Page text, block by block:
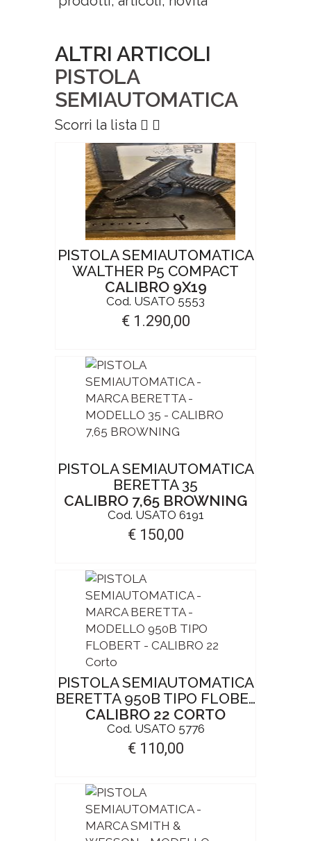
ALTRI ARTICOLI
PISTOLA
SEMIAUTOMATICA
Scorri la lista
PISTOLA SEMIAUTOMATICA
WALTHER P5 COMPACT
CALIBRO 9X19
Cod. USATO 5553
€ 1.290,00
PISTOLA SEMIAUTOMATICA
BERETTA 35
CALIBRO 7,65 BROWNING
Cod. USATO 6191
€ 150,00
PISTOLA SEMIAUTOMATICA
BERETTA 950B TIPO FLOBERT
CALIBRO 22 CORTO
Cod. USATO 5776
€ 110,00